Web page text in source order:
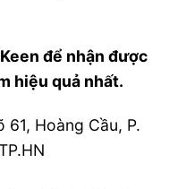
để nhận được
hiệu quả nhất.
61, Hoàng Cầu, P.